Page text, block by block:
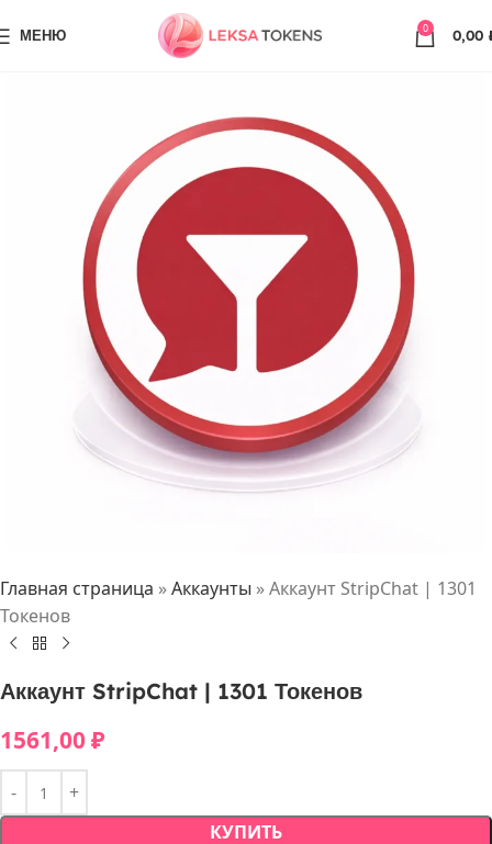
МЕНЮ 0 0,00
Главная страница »Аккаунты »Аккаунт StripChat | 1301
Токенов
Аккаунт StripChat | 1301 Токенов
1561,00 ₽
КУПИТЬ